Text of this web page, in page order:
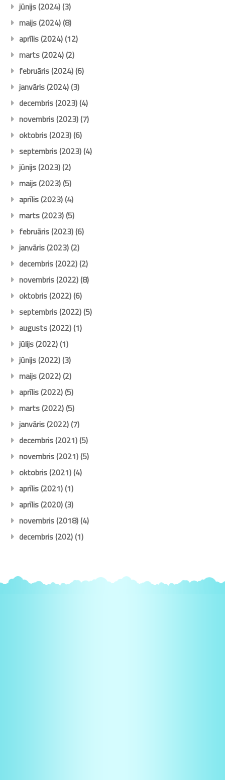
jūnijs (2024)(3)
maijs (2024)(8)
aprīlis (2024)(12)
marts (2024)(2)
februāris (2024)(6)
janvāris (2024)(3)
decembris (2023)(4)
novembris (2023)(7)
oktobris (2023)(6)
septembris (2023)(4)
jūnijs (2023)(2)
maijs (2023)(5)
aprīlis (2023)(4)
marts (2023)(5)
februāris (2023)(6)
janvāris (2023)(2)
decembris (2022)(2)
novembris (2022)(8)
oktobris (2022)(6)
septembris (2022)(5)
augusts (2022)(1)
jūlijs (2022)(1)
jūnijs (2022)(3)
maijs (2022)(2)
aprīlis (2022)(5)
marts (2022)(5)
janvāris (2022)(7)
decembris (2021)(5)
novembris (2021)(5)
oktobris (2021)(4)
aprīlis (2021)(1)
aprīlis (2020)(3)
novembris (2018)(4)
decembris (202)(1)